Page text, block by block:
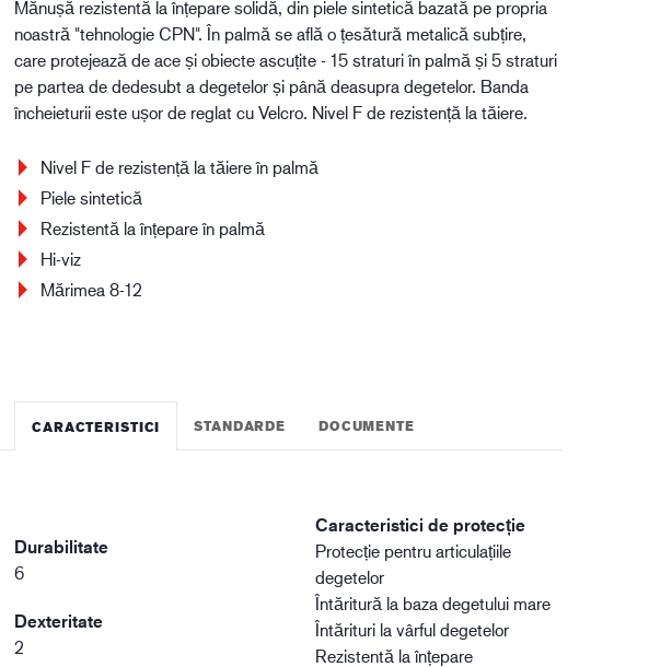
Logistică
Mănușă rezistentă la înțepare solidă, din piele sintetică bazată pe propria
noastră "tehnologie CPN". În palmă se află o țesătură metalică subțire,
care protejează de ace și obiecte ascuțite - 15 straturi în palmă și 5 straturi
pe partea de dedesubt a degetelor și până deasupra degetelor. Banda
încheieturii este ușor de reglat cu Velcro. Nivel F de rezistență la tăiere.
Nivel F de rezistență la tăiere în palmă
Piele sintetică
Rezistentă la înțepare în palmă
Hi-viz
Mărimea 8-12
CARACTERISTICI STANDARDE DOCUMENTE
Durabilitate
6
Dexteritate
2
Caracteristici de protecție
Protecție pentru articulațiile
degetelor
Întăritură la baza degetului mare
Întărituri la vârful degetelor
Rezistentă la înțepare